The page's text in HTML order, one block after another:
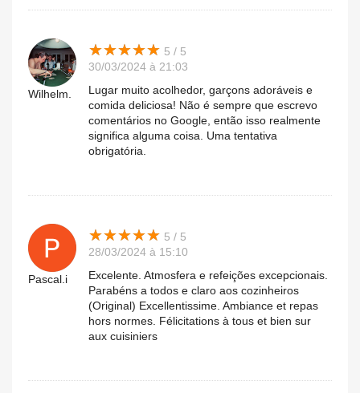
Wilhelm.
★★★★★
★★★★★ 5 / 5
30/03/2024 à 21:03
Lugar muito acolhedor, garçons adoráveis ​​e
comida deliciosa! Não é sempre que escrevo
comentários no Google, então isso realmente
significa alguma coisa. Uma tentativa
obrigatória.
Pascal.i
★★★★★
★★★★★ 5 / 5
28/03/2024 à 15:10
Excelente. Atmosfera e refeições excepcionais.
Parabéns a todos e claro aos cozinheiros
(Original) Excellentissime. Ambiance et repas
hors normes. Félicitations à tous et bien sur
aux cuisiniers